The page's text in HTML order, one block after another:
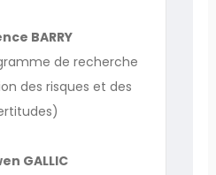
BARRY
de recherche
des risques et des
GALLIC